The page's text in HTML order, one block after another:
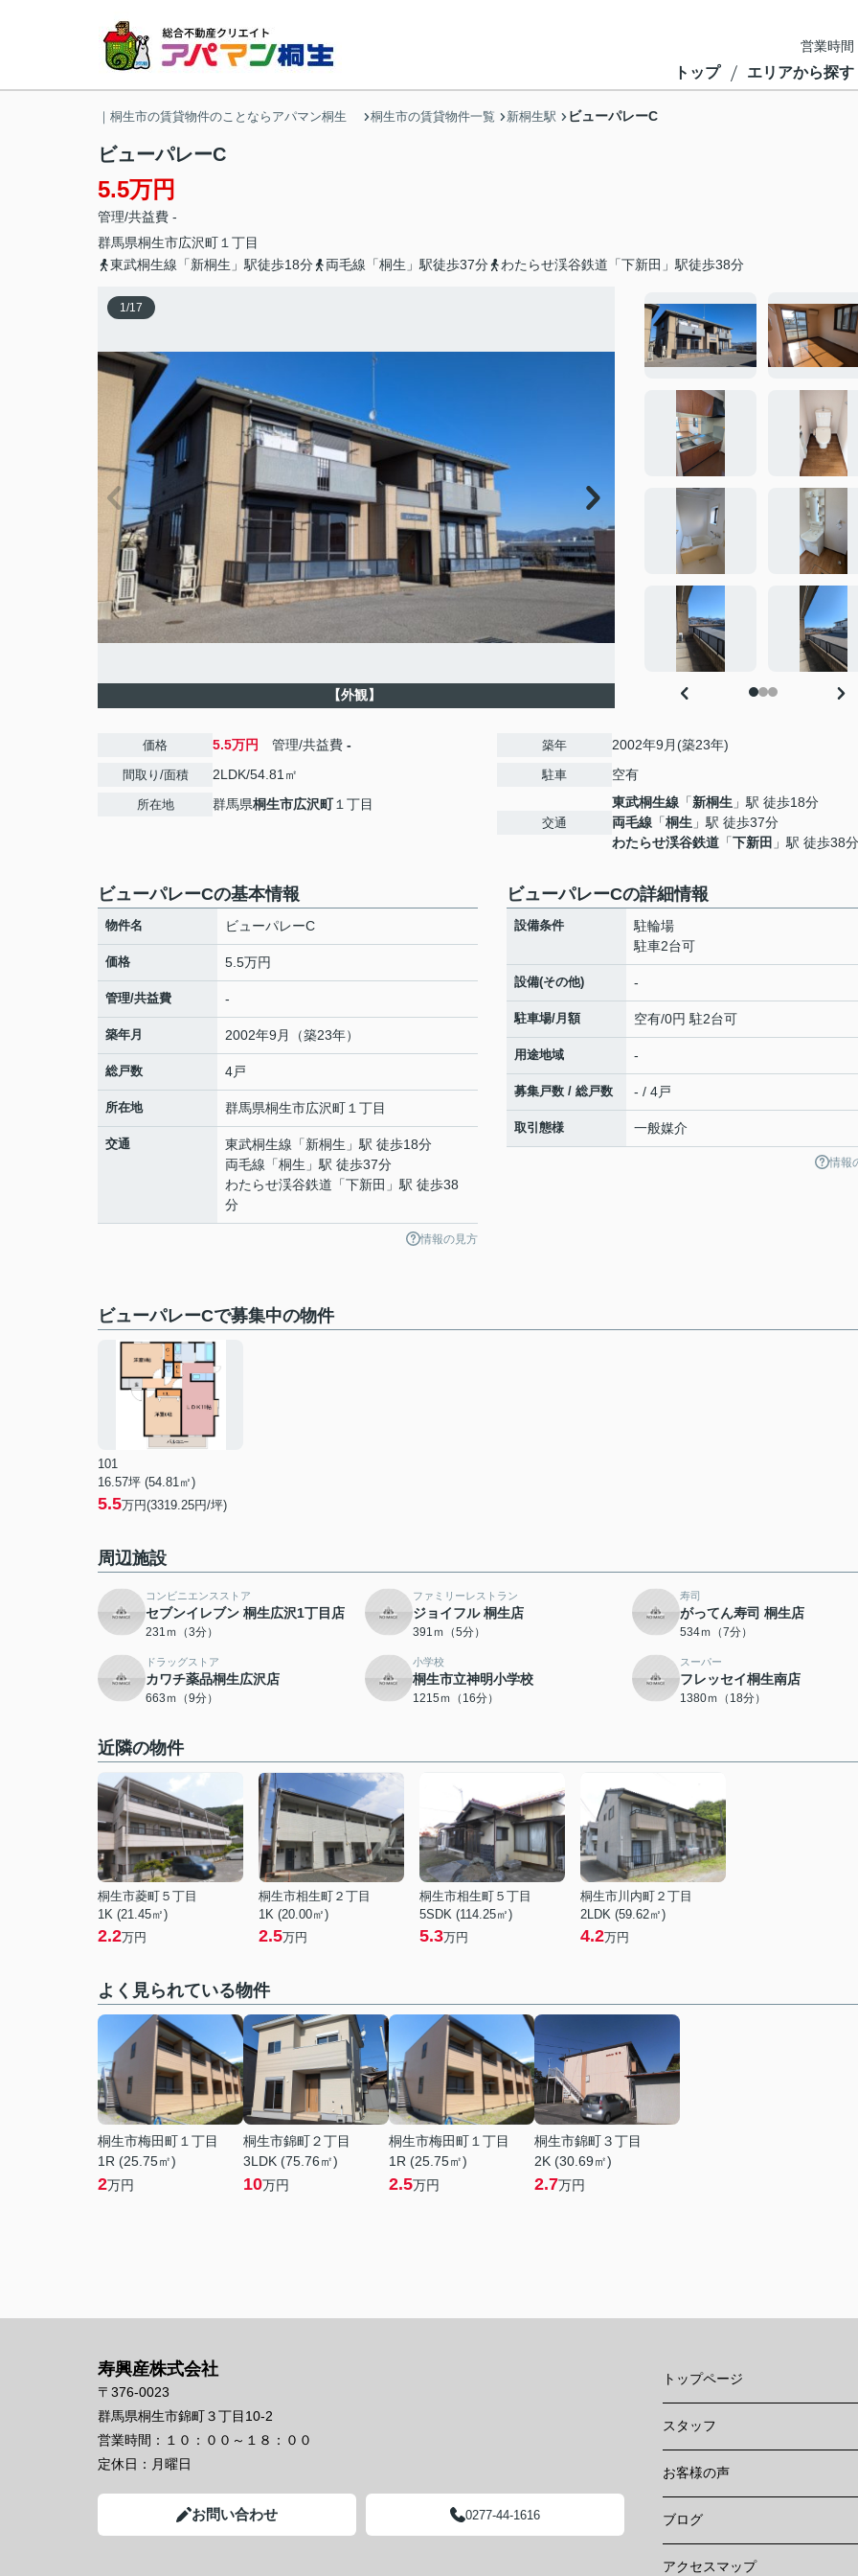
営業時
トップ エリアから探す
｜桐生市の賃貸物件のことならアパマン桐生 桐生市の賃貸物件一覧 新桐生駅 ビューパレーC
ビューパレーC
5.5万円
管理/共益費 -
群馬県桐生市広沢町 １丁目
東武桐生線「新桐生」駅徒歩18分
両毛線「桐生」駅徒歩37分 わたらせ渓谷鉄道「下新田」駅徒歩38分
1/17
【外観】
価格 5.5万円 管理/共益費 -
間取り/面積 2LDK/54.81㎡
所在地 群馬県桐生市広沢町１丁目
築年 2002年9月(築23年)
駐車 空有
交通
東武桐生線 「新桐生 」駅 徒歩18分
両毛線 「桐生 」駅 徒歩37分
わたらせ渓谷鉄道 「下新田 」駅 徒歩38分
ビューパレーCの基本情報
物件名 ビューパレーC
価格 5.5万円
管理/共益費 -
築年月 2002年9月（築23年）
総戸数 4戸
所在地 群馬県桐生市広沢町 １丁目
交通 東武桐生線 「新桐生 」駅 徒歩18分
両毛線 「桐生 」駅 徒歩37分
わたらせ渓谷鉄道 「下新田 」駅 徒歩38
分
情報の見方
ビューパレーCの詳細情報
設備条件
駐輪場
駐車2台可
設備(その他) -
駐車場/月額 空有/0円 駐2台可
用途地域 -
募集戸数 / 総戸数 - / 4戸
取引態様 一般媒介
情報
ビューパレーCで募集中の物件
101
16.57坪 (54.81㎡)
5.5万円(3319.25円/坪)
周辺施設
コンビニエンスストア
セブンイレブン 桐生広沢1丁目店
231ｍ（3分）
ファミリーレストラン
ジョイフル 桐生店
391ｍ（5分）
寿司
がってん寿司 桐生店
534ｍ（7分）
ドラッグストア
カワチ薬品桐生広沢店
663ｍ（9分）
小学校
桐生市立神明小学校
1215ｍ（16分）
スーパー
フレッセイ桐生南店
1380ｍ（18分）
近隣の物件
桐生市菱町５丁目
1K (21.45㎡)
2.2万円
桐生市相生町２丁目
1K (20.00㎡)
2.5万円
桐生市相生町５丁目
5SDK (114.25㎡)
5.3万円
桐生市川内町２丁目
2LDK (59.62㎡)
4.2万円
よく見られている物件
桐生市梅田町１丁目
1R (25.75㎡)
2万円
桐生市錦町２丁目
3LDK (75.76㎡)
10万円
桐生市梅田町１丁目
1R (25.75㎡)
2.5万円
桐生市錦町３丁目
2K (30.69㎡)
2.7万円
寿興産株式会社
〒376-0023
群馬県桐生市錦町３丁目10-2
営業時間：
１０：００～１８：００
定休日： 月曜日
お問い合わせ 0277-44-1616
トップページ
スタッフ
お客様の声
ブログ
アクセスマップ